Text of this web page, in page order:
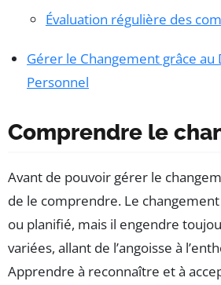
Évaluation régulière des
Gérer le Changement grâce
Personnel
Comprendre le
Avant de pouvoir gérer le
de le comprendre. Le
ou planifié, mais il engendre
variées, allant de l’angoisse à
Apprendre à reconnaître et à